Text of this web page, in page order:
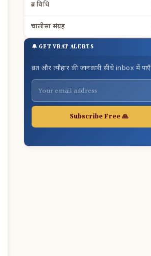
व्रत विधि
चालीसा संग्रह
🔔 GET VRAT ALERTS
व्रत और त्यौहार की जानकारी सीधे inbox में पाएँ
Subscribe Free 🙏